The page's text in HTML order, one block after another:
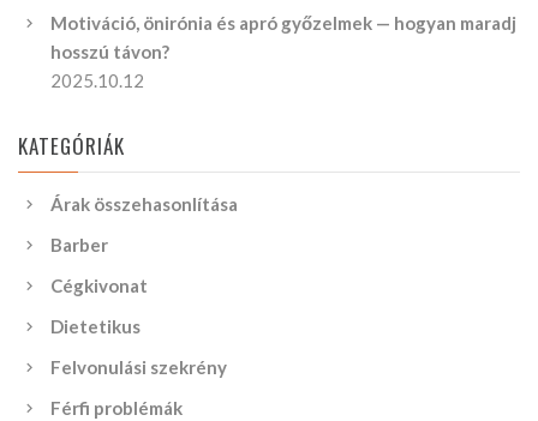
Motiváció, önirónia és apró győzelmek — hogyan maradj
hosszú távon?
2025.10.12
KATEGÓRIÁK
Árak összehasonlítása
Barber
Cégkivonat
Dietetikus
Felvonulási szekrény
Férfi problémák